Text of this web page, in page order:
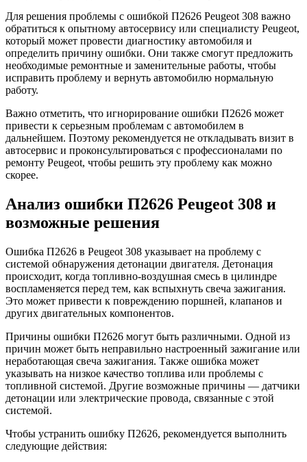
Для решения проблемы с ошибкой П2626 Peugeot 308 важно
обратиться к опытному автосервису или специалисту Peugeot,
который может провести диагностику автомобиля и
определить причину ошибки. Они также смогут предложить
необходимые ремонтные и заменительные работы, чтобы
исправить проблему и вернуть автомобилю нормальную
работу.
Важно отметить, что игнорирование ошибки П2626 может
привести к серьезным проблемам с автомобилем в
дальнейшем. Поэтому рекомендуется не откладывать визит в
автосервис и проконсультироваться с профессионалами по
ремонту Peugeot, чтобы решить эту проблему как можно
скорее.
Анализ ошибки П2626 Peugeot 308 и
возможные решения
Ошибка П2626 в Peugeot 308 указывает на проблему с
системой обнаружения детонации двигателя. Детонация
происходит, когда топливно-воздушная смесь в цилиндре
воспламеняется перед тем, как вспыхнуть свеча зажигания.
Это может привести к повреждению поршней, клапанов и
других двигательных компонентов.
Причины ошибки П2626 могут быть различными. Одной из
причин может быть неправильно настроенный зажигание или
неработающая свеча зажигания. Также ошибка может
указывать на низкое качество топлива или проблемы с
топливной системой. Другие возможные причины — датчики
детонации или электрические провода, связанные с этой
системой.
Чтобы устранить ошибку П2626, рекомендуется выполнить
следующие действия: